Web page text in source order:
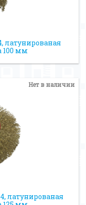
латунированая
100 мм
Нет в наличии
латунированая